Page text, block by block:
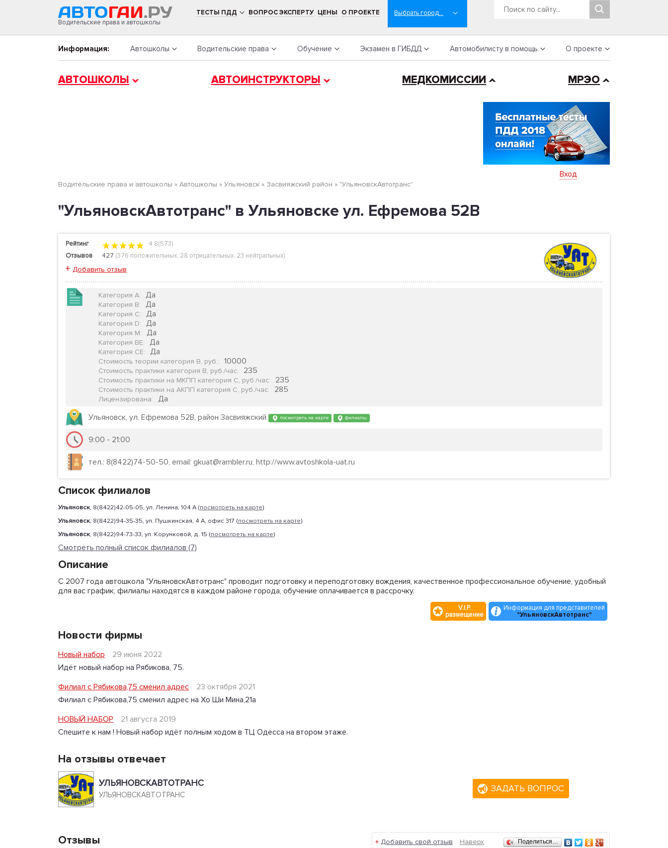
Водительские права и автошколы
ТЕСТЫ ПДД ВОПРОС ЭКСПЕРТУ ЦЕНЫ О ПРОЕКТЕ
Информация: Автошколы Водительские права Обучение Экзамен в ГИБДД Автомобилисту в помощь О проекте
АВТОШКОЛЫ АВТОИНСТРУКТОРЫ МЕДКОМИССИИ МРЭО
Водительские права и автошколы » Автошколы » Ульяновск » Засвияжский район » "УльяновскАвтотранс"
Вход
"УльяновскАвтотранс" в Ульяновске ул. Ефремова 52В
Рейтинг
4.8(573)
Отзывов
427 (376 положительных, 28 отрицательных, 23 нейтральных)
+ Добавить отзыв
Категория А: Да
Категория B: Да
Категория C: Да
Категория D: Да
Категория М: Да
Категория BE: Да
Категория CE: Да
Стоимость теории категория B, руб.: 10000
Стоимость практики категория B, руб./час: 235
Стоимость практики на МКПП категория С, руб./час: 235
Стоимость практики на АКПП категория С, руб./час: 285
Лицензирована:
Да
Ульяновск, ул. Ефремова 52В, район Засвияжский
посмотреть на карте филиалы
9:00 - 21:00
тел.: 8(8422)74-50-50, email: gkuat@rambler.ru, http://www.avtoshkola-uat.ru
Список филиалов
Ульяновск, 8(8422)42-05-05, ул. Ленина, 104 А (посмотреть на карте)
Ульяновск, 8(8422)94-35-35, ул. Пушкинская, 4 А, офис 317 (посмотреть на карте)
Ульяновск, 8(8422)94-73-33, ул. Корунковой, д. 15 (посмотреть на карте)
Смотреть полный список филиалов (7)
Описание
С 2007 года автошкола "УльяновскАвтотранс" проводит подготовку и переподготовку вождения, качественное профессиональное обучение, удобный
для вас график, филиалы находятся в каждом районе города, обучение оплачивается в рассрочку.
V.I.P.
размещение
Информация для представителей
"УльяновскАвтотранс"
Новости фирмы
Новый набор
29 июня 2022
Идёт новый набор на Рябикова, 75.
Филиал с Рябикова,75 сменил адрес
23 октября 2021
Филиал с Рябикова,75 сменил адрес на Хо Ши Мина,21а
НОВЫЙ НАБОР
21 августа 2019
Спешите к нам ! Новый набор идёт полным ходом в ТЦ Одесса на втором этаже.
На отзывы отвечает
УЛЬЯНОВСКАВТОТРАНС
УЛЬЯНОВСКАВТОТРАНС
ЗАДАТЬ ВОПРОС
Отзывы + Добавить свой отзыв Наверх Поделиться…